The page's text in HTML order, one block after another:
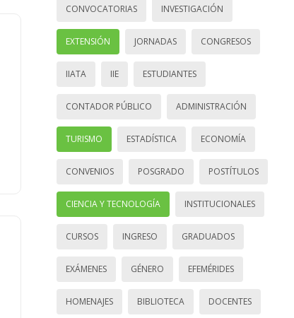
CONVOCATORIAS INVESTIGACIÓN
EXTENSIÓN JORNADAS CONGRESOS
IIATA IIE ESTUDIANTES
CONTADOR PÚBLICO ADMINISTRACIÓN
TURISMO ESTADÍSTICA ECONOMÍA
CONVENIOS POSGRADO POSTÍTULOS
CIENCIA Y TECNOLOGÍA INSTITUCIONALES
CURSOS INGRESO GRADUADOS
EXÁMENES GÉNERO EFEMÉRIDES
HOMENAJES BIBLIOTECA DOCENTES